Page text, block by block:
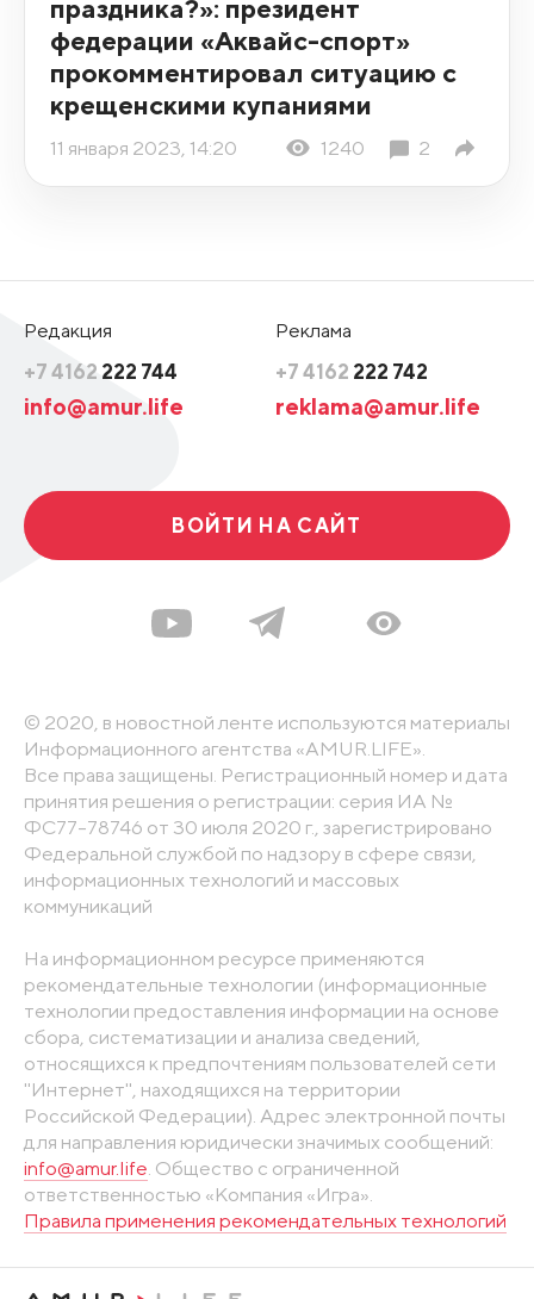
праздника?»: президент
федерации «Аквайс-спорт»
прокомментировал ситуацию с
крещенскими купаниями
11 января 2023, 14:20 1240 2
Редакция
+7 4162 222 744
info@amur.life
Реклама
+7 4162 222 742
reklama@amur.life
ВОЙТИ НА САЙТ
© 2020, в новостной ленте используются материалы
Информационного агентства «AMUR.LIFE».
Все права защищены. Регистрационный номер и дата
принятия решения о регистрации: серия ИА №
ФС77-78746 от 30 июля 2020 г., зарегистрировано
Федеральной службой по надзору в сфере связи,
информационных технологий и массовых
коммуникаций
На информационном ресурсе применяются
рекомендательные технологии (информационные
технологии предоставления информации на основе
сбора, систематизации и анализа сведений,
относящихся к предпочтениям пользователей сети
"Интернет", находящихся на территории
Российской Федерации). Адрес электронной почты
для направления юридически значимых сообщений:
info@amur.life . Общество с ограниченной
ответственностью «Компания «Игра».
Правила применения рекомендательных технологий